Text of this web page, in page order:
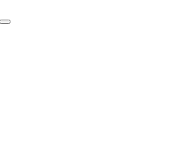
Search